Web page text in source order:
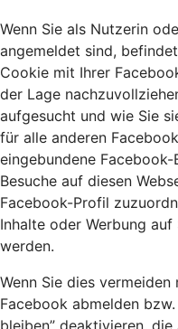
Wenn Sie als Nutzerin
angemeldet sind,
Cookie mit Ihrer
der Lage
aufgesucht und wie Sie
für alle anderen
eingebundene
Besuche auf diesen
Facebook-Profil
Inhalte oder Werbung
werden.
Wenn Sie dies
Facebook abmelden
bleiben” deaktivieren,